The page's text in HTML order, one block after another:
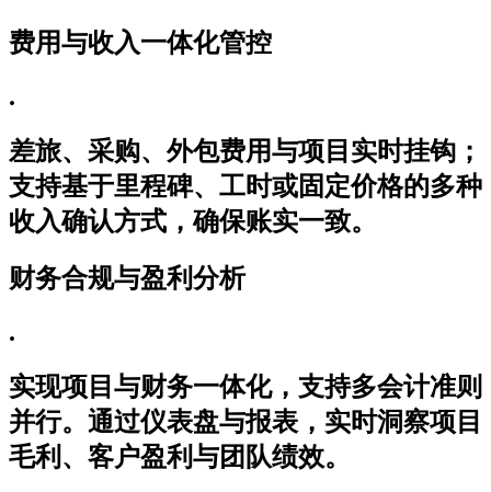
费用与收入一体化管控
.
差旅、采购、外包费用与项目实时挂钩；
支持基于里程碑、工时或固定价格的多种
收入确认方式，确保账实一致。
财务合规与盈利分析
.
实现项目与财务一体化，支持多会计准则
并行。通过仪表盘与报表，实时洞察项目
毛利、客户盈利与团队绩效。